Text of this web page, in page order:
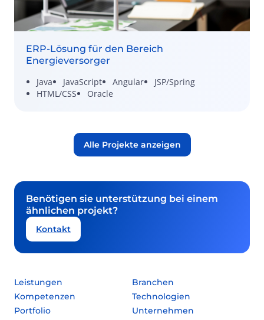
ERP-Lösung für den Bereich
Energieversorger
Java
JavaScript Angular
JSP/Spring
HTML/CSS
Oracle
Alle Projekte anzeigen
Benötigen sie unterstützung bei einem
ähnlichen projekt?
Kontakt
Leistungen
Branchen
Kompetenzen
Technologien
Portfolio
Unternehmen